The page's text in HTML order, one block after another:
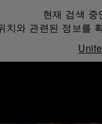
현재 검색
치와 관련된 정보를